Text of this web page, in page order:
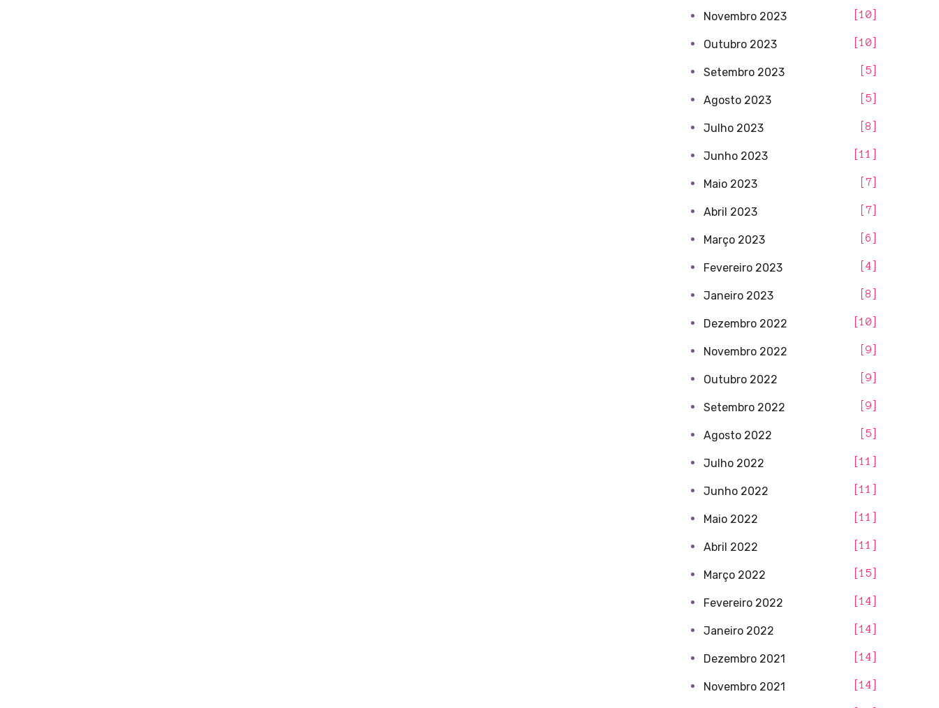
Novembro 2023 10
Outubro 2023 10
Setembro 2023 5
Agosto 2023 5
Julho 2023 8
Junho 2023 11
Maio 2023 7
Abril 2023 7
Março 2023 6
Fevereiro 2023 4
Janeiro 2023 8
Dezembro 2022 10
Novembro 2022 9
Outubro 2022 9
Setembro 2022 9
Agosto 2022 5
Julho 2022 11
Junho 2022 11
Maio 2022 11
Abril 2022 11
Março 2022 15
Fevereiro 2022 14
Janeiro 2022 14
Dezembro 2021 14
Novembro 2021 14